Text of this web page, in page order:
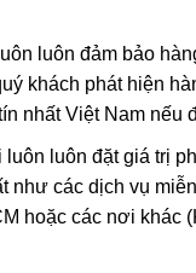
xác trừ khi dùng
law twinning”
một tinh thể duy
người ta có thể tạo
luôn đảm bảo
khách phát hiện
nhất Việt Nam nếu
luôn đặt giá trị
như các dịch vụ
hoặc các nơi khác